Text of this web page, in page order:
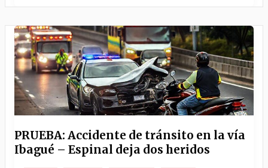
PRUEBA: Accidente de tránsito en la vía
Ibagué – Espinal deja dos heridos